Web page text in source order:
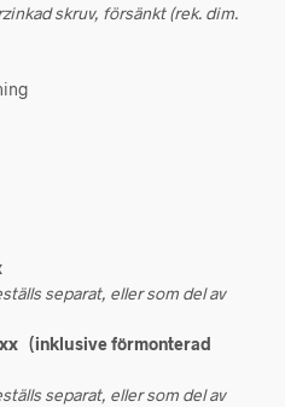
skruv, försänkt (rek. dim.
separat, eller som del av
(inklusive förmonterad
separat, eller som del av